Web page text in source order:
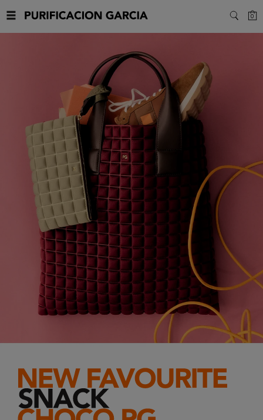
Purificacion
Garcia
0